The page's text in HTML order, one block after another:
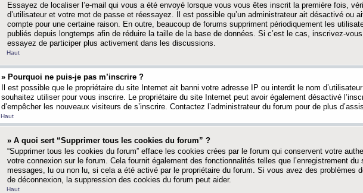
Essayez de localiser l’e-mail qui vous a été envoyé lorsque vous vous êtes inscrit la première fois,
d’utilisateur et votre mot de passe et réessayez. Il est possible qu’un administrateur ait désactivé ou
compte pour une certaine raison. En outre, beaucoup de forums suppriment périodiquement les
publiés depuis longtemps afin de réduire la taille de la base de données. Si c’est le cas, inscrivez-
essayez de participer plus activement dans les discussions.
Haut
» Pourquoi ne puis-je pas m’inscrire ?
Il est possible que le propriétaire du site Internet ait banni votre adresse IP ou interdit le nom
souhaitez utiliser pour vous inscrire. Le propriétaire du site Internet peut avoir également désactivé
d’empêcher les nouveaux visiteurs de s’inscrire. Contactez l’administrateur du forum pour de plus
Haut
» A quoi sert “Supprimer tous les cookies du forum” ?
“Supprimer tous les cookies du forum” efface les cookies crées par le forum qui conservent votre
votre connexion sur le forum. Cela fournit également des fonctionnalités telles que l’enregistrement du
messages, lu ou non lu, si cela a été activé par le propriétaire du forum. Si vous avez des problèmes
de déconnexion, la suppression des cookies du forum peut aider.
Haut